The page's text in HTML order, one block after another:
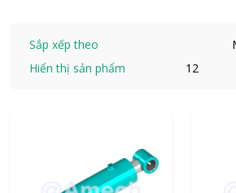
Sắp xếp theo
Hiển thị sản phẩm